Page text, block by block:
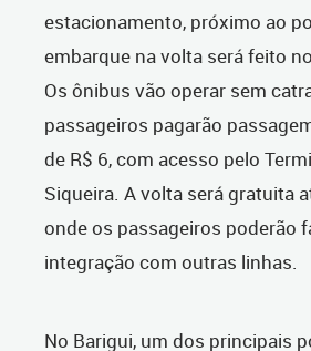
estacionamento, próximo ao
embarque na volta será feito
Os ônibus vão operar sem
passageiros pagarão
de R$ 6, com acesso pelo
Siqueira. A volta será gratuita
onde os passageiros poderão
integração com outras linhas.
No Barigui, um dos principais